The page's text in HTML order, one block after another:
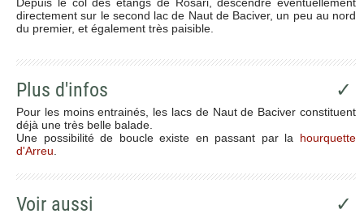
directement sur le second lac de Naut de Baciver, un peu au nord
du premier, et également très paisible.
Plus d'infos ✓
Pour les moins entrainés, les lacs de Naut de Baciver constituent
déjà une très belle balade.
Une possibilité de boucle existe en passant par la hourquette
d'Arreu
Voir aussi ✓